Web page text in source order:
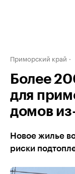
Приморский край
Более
для
домов
Новое жилье
риски